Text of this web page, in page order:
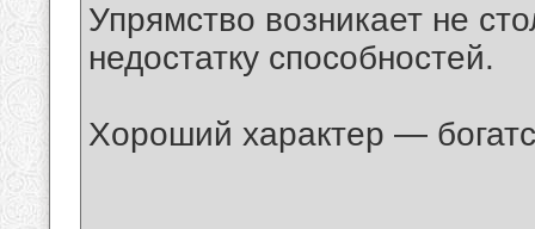
Упрямство возникает не
недостатку способностей.
Хороший характер —